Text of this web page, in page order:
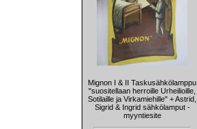
Mignon I & II Taskusähkölamppu
"suositellaan herroille Urheilioille,
Sotilaille ja Virkamiehille" + Astrid,
Sigrid & Ingrid sähkölamput -
myyntiesite